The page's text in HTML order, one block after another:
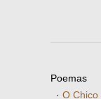
Poemas
· O Chico